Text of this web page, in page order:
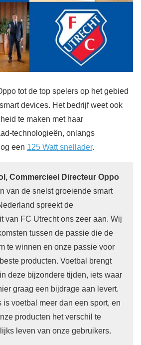
tot de top spelers op het gebied
devices. Het bedrijf weet ook
te maken met haar
technologieën, onlangs
een 125 Watt snellader.
Commercieel Directeur Oppo
van de snelst groeiende smart
spreekt de
van FC Utrecht ons zeer aan. Wij
tussen de passie die de
te winnen en onze passie voor
producten. Voetbal brengt
deze bijzondere tijden, iets waar
graag een bijdrage aan levert.
is voetbal meer dan een sport, en
producten het verschil te
leven van onze gebruikers.